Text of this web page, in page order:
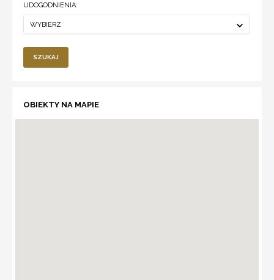
UDOGODNIENIA:
WYBIERZ
SZUKAJ
OBIEKTY NA MAPIE